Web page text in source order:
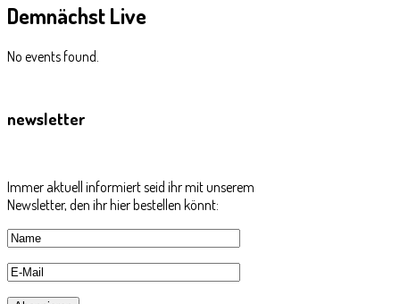
DemnächstLive
No events found.
newsletter
Immer aktuell informiert seid ihr mit unserem
Newsletter, den ihr hier bestellen könnt: